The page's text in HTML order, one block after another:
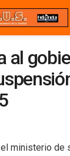
al
ministerio de